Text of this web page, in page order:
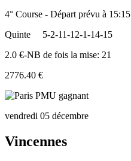
4° Course - Départ prévu à 15:15
Quinte
5-2-11-12-1-14-15
2.0 €-NB de fois la mise: 21
2776.40 €
vendredi 05 décembre
Vincennes